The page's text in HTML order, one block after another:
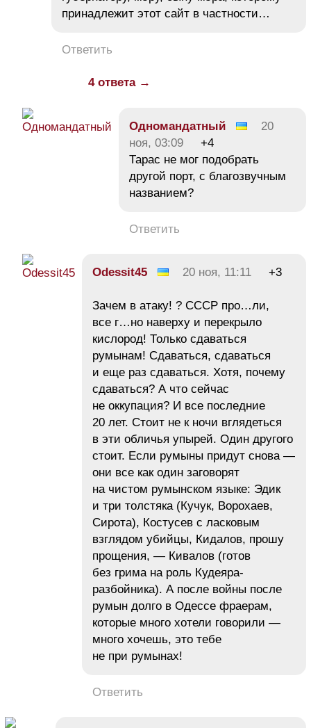
принадлежит этот сайт в частности…
Ответить
4 ответа →
Одномандатный
20
ноя, 03:09
+4
Тарас не мог подобрать
другой порт, с благозвучным
названием?
Ответить
Odessit45 20 ноя, 11:11 +3
Зачем в атаку! ? СССР про…ли,
все г…но наверху и перекрыло
кислород! Только сдаваться
румынам! Сдаваться, сдаваться
и еще раз сдаваться. Хотя, почему
сдаваться? А что сейчас
не оккупация? И все последние
20 лет. Стоит не к ночи вглядеться
в эти обличья упырей. Один другого
стоит. Если румыны придут снова —
они все как один заговорят
на чистом румынском языке: Эдик
и три толстяка (Кучук, Ворохаев,
Сирота), Костусев с ласковым
взглядом убийцы, Кидалов, прошу
прощения, — Кивалов (готов
без грима на роль Кудеяра-
разбойника). А после войны после
румын долго в Одессе фраерам,
которые много хотели говорили —
много хочешь, это тебе
не при румынах!
Ответить